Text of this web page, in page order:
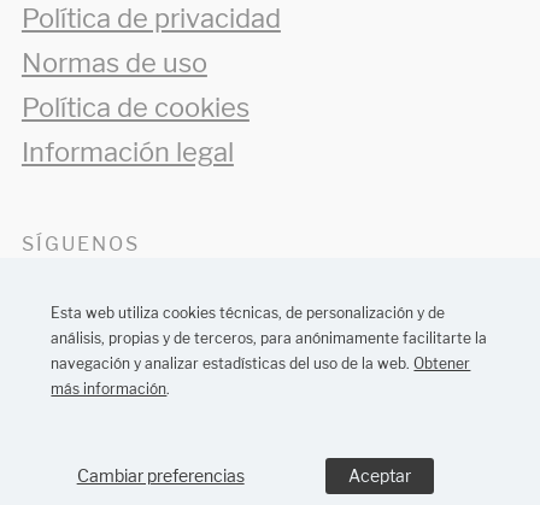
Esta web utiliza cookies técnicas, de personalización y de
análisis, propias y de terceros, para anónimamente facilitarte la
navegación y analizar estadísticas del uso de la web.Obtener
más información.
Cambiar preferencias
Política de privacidad
Normas de uso
Política de cookies
Información legal
SÍGUENOS
Diseño web Barcelona: MONTAWEB